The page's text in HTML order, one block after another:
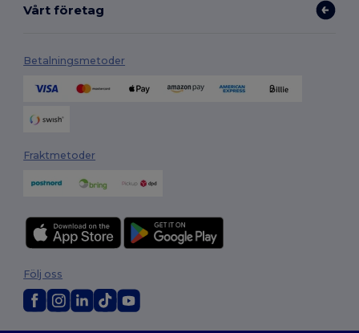
Vårt företag
Betalningsmetoder
Fraktmetoder
Följ oss